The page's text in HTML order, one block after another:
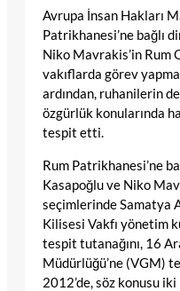
Avrupa İnsan Hakları
Patrikhanesi’ne bağlı
Niko Mavrakis’in Rum
vakıflarda görev
ardından, ruhanilerin
özgürlük konularında
tespit etti.
Rum Patrikhanesi’ne
Kasapoğlu ve Niko
seçimlerinde Samatya
Kilisesi Vakfı yönetim
tespit tutanağını, 16
Müdürlüğü’ne (VGM)
2012’de, söz konusu